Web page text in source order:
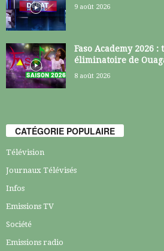
9 août 2026
Faso Academy 2026
éliminatoire de
8 août 2026
CATÉGORIE POPULAIRE
Télévision
Journaux Télévisés
Infos
Emissions TV
Société
Emissions radio